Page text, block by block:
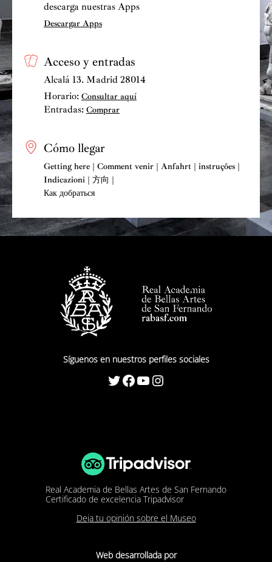
descarga nuestras Apps
Descargar Apps
Acceso y entradas
Alcalá 13. Madrid 28014
Horario: Consultar aquí
Entradas: Comprar
Cómo llegar
Getting here | Comment venir | Anfahrt | instruções |
Indicazioni | 方向 |
Как добраться
Síguenos en nuestros perfiles sociales
Twitter Facebook YouTube Instagram
Real Academia de Bellas Artes de San Fernando
Certificado de excelencia Tripadvisor
Deja tu opinión sobre el Museo
Web desarrollada por